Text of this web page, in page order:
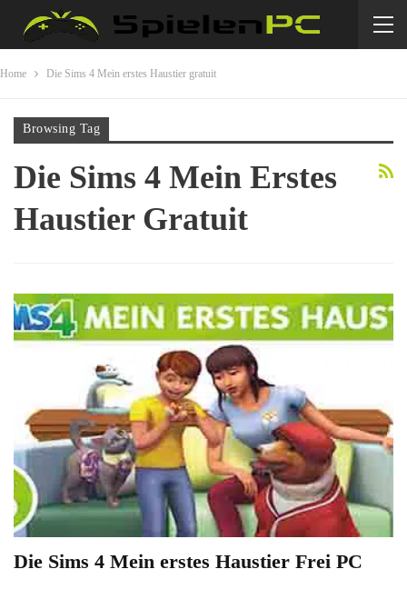
Home Die Sims 4 Mein erstes Haustier gratuit
Browsing Tag
Die Sims 4 Mein Erstes
Haustier Gratuit
Die Sims 4 Mein erstes Haustier Frei PC